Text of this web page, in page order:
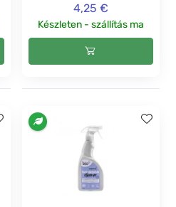
4,25 €
Készleten - szállítás ma